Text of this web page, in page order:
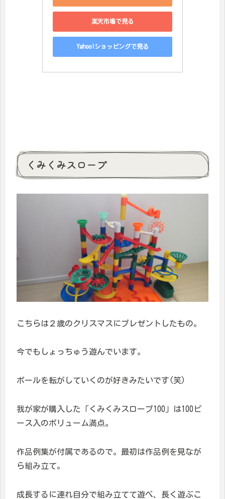
楽天市場で見る
Yahoo!ショッピングで見る
くみくみスロープ
こちらは２歳のクリスマスにプレゼントしたもの。
今でもしょっちゅう遊んでいます。
ボールを転がしていくのが好きみたいです(笑)
我が家が購入した「くみくみスロープ100」は100ピ
ース入のボリューム満点。
作品例集が付属であるので。最初は作品例を見なが
ら組み立て。
成長するに連れ自分で組み立てて遊べ、長く遊ぶこ